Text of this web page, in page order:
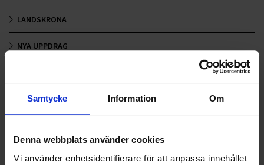
Samtycke Information Om
Denna webbplats använder cookies
Vi använder enhetsidentifierare för att anpassa innehållet
LANDSKRONA
NYA UPPDRAG
OHLSSONS REGION SYD